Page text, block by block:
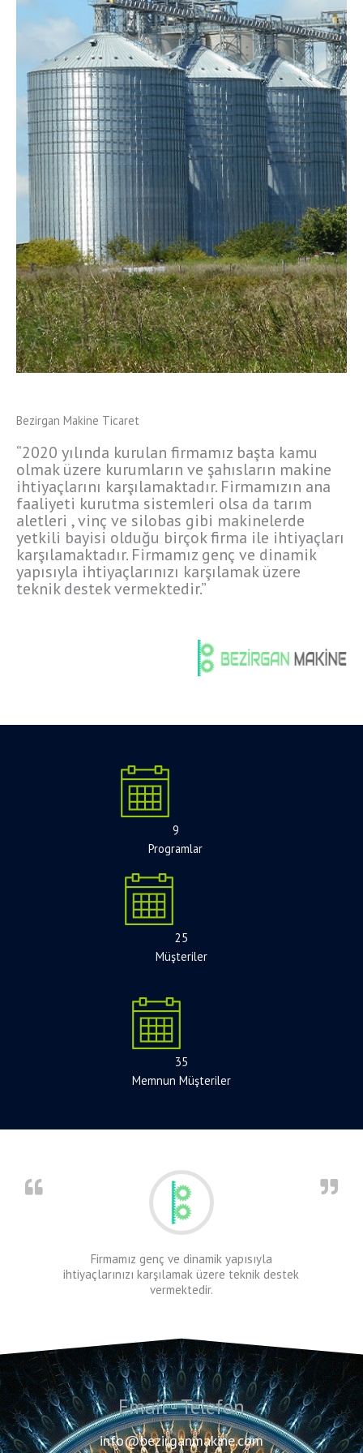
Bezirgan Makine Ticaret
“2020 yılında kurulan firmamız başta kamu
olmak üzere kurumların ve şahısların makine
ihtiyaçlarını karşılamaktadır. Firmamızın ana
faaliyeti kurutma sistemleri olsa da tarım
aletleri , vinç ve silobas gibi makinelerde
yetkili bayisi olduğu birçok firma ile ihtiyaçları
karşılamaktadır. Firmamız genç ve dinamik
yapısıyla ihtiyaçlarınızı karşılamak üzere
teknik destek vermektedir.”
9
Programlar
25
Müşteriler
35
Memnun Müşteriler
Firmamız genç ve dinamik yapısıyla
ihtiyaçlarınızı karşılamak üzere teknik destek
vermektedir.
Email - Telefon
info@bezirganmakine.com